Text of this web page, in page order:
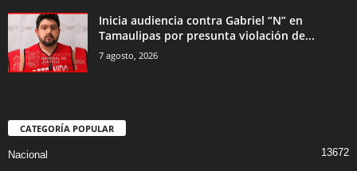
Inicia audiencia contra Gabriel “N” en
Tamaulipas por presunta violación de...
7 agosto, 2026
CATEGORÍA POPULAR
Nacional
13672